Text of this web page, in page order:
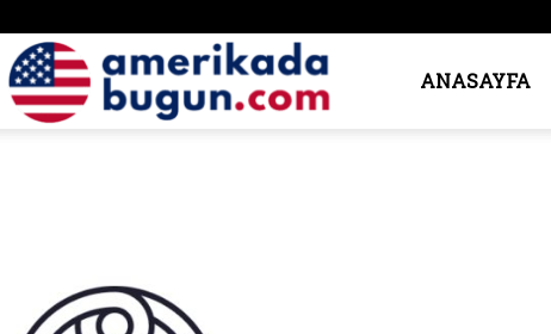
Amerika’daANASAYFA